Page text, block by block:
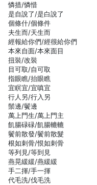
憐措/憐惜
是自說了/是白說了
個條什/個條件
夫生而/天生而
經報給你們/經很給你們
本來自面/本來面目
扭裝/改裝
目可取/自可取
指眼瞧/抬眼瞧
宜瞑宜/宜嗔宜
行人另/行入另
鬃邊/鬢邊
萬上門生/萬上門主
飢腸碌碌/飢腸轆轆
鬢前散發/鬢前散髮
根如刺骨/恨如刺骨
等列見/等到見
燕晃緩緩/燕緩緩
手二揮/手一揮
代毛洗/伐毛洗